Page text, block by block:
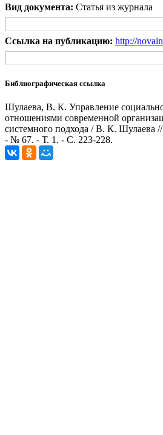
Вид документа: Статья из журнала
Ссылка на публикацию: http://
Библиографическая ссылка
Шулаева, В. К. Управление
отношениями современной
системного подхода / В. К. Шулаева
- № 67. - Т. 1. - С. 223-228.